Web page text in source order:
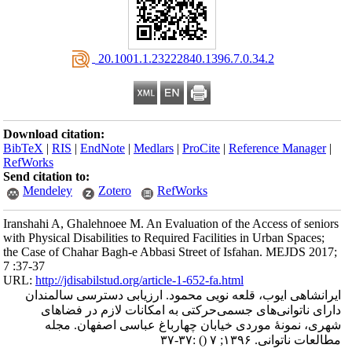
‎ 20.1001.1.23222840.1396.7.0.34.2
Download citation:
BibTeX |RIS |EndNote |Medlars |ProCite |Reference Manager
RefWorks
Send citation to:
Mendeley
Zotero RefWorks
Iranshahi A, Ghalehnoee M. An Evaluation of the Access of seniors
with Physical Disabilities to Required Facilities in Urban Spaces;
the Case of Chahar Bagh-e Abbasi Street of Isfahan. MEJDS 2017;
7 :37-37
URL:http://jdisabilstud.org/article-1-652-fa.html
ایرانشاهی ایوب، قلعه نویی محمود. ارزیابی دسترسی سالمندان
دارای ناتوانی‌های جسمی‌حرکتی به امکانات لازم در فضاهای
شهری، نمونهٔ موردی خیابان چهارباغ عباسی اصفهان. مجله
مطالعات ناتوانی. ۱۳۹۶; ۷
() :۳۷-۳۷